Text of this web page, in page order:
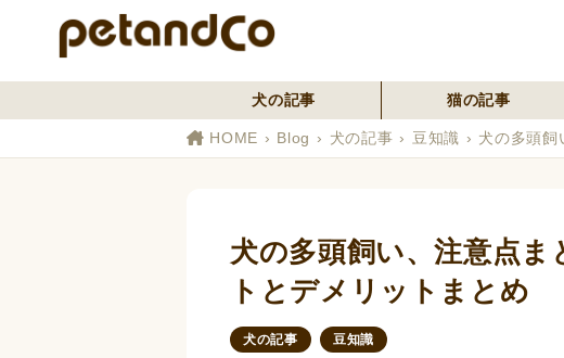
犬の記事 猫の記事
HOME Blog 犬の記事 豆知識 犬の多頭飼
犬の多頭飼い、注意点
トとデメリットまとめ
犬の記事 豆知識